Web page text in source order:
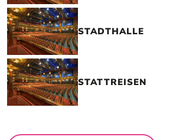
STADTHALLE
STATTREISEN